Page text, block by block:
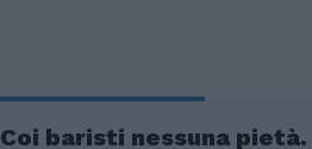
Coi baristi nessuna pietà.